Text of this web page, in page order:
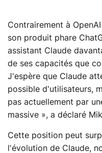
Contrairement à
son produit phare
assistant Claude
de ses capacités que
J'espère que Claude
possible d'utilisateurs,
pas actuellement par
massive », a déclaré
Cette position peut
l'évolution de Claude,